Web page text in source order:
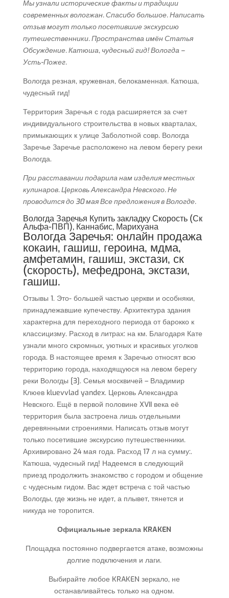
Мы узнали исторические факты и традиции
современных вологжан. Спасибо большое. Написать
отзыв могут только посетившие экскурсию
путешественники. Пространства имён Статья
Обсуждение. Катюша, чудесный гид! Вологда –
Усть-Пожег.
Вологда резная, кружевная, белокаменная. Катюша,
чудесный гид!
Территория Заречья с года расширяется за счет
индивидуального строительства в новых кварталах,
примыкающих к улице Заболотной совр. Вологда
Заречье Заречье расположено на левом берегу реки
Вологда.
При расставании подарила нам изделия местных
кулинаров. Церковь Александра Невского. Не
проводится до 30 мая Все предложения в Вологде.
Вологда Заречья Купить закладку Скорость (Ск
Альфа-ПВП), Каннабис, Марихуана
Вологда Заречья: онлайн продажа
кокаин, гашиш, героина, мдма,
амфетамин, гашиш, экстази, ск
(скорость), мефедрона, экстази,
гашиш.
Отзывы 1. Это- большей частью церкви и особняки,
принадлежавшие купечеству. Архитектура здания
характерна для переходного периода от барокко к
классицизму. Расход в литрах: на км. Благодаря Кате
узнали много скромных, уютных и красивых уголков
города. В настоящее время к Заречью относят всю
территорию города, находящуюся на левом берегу
реки Вологды [3]. Семья москвичей – Владимир
Клюев kluevvlad yandex. Церковь Александра
Невского. Ещё в первой половине XVII века её
территория была застроена лишь отдельными
деревянными строениями. Написать отзыв могут
только посетившие экскурсию путешественники.
Архивировано 24 мая года. Расход 17 л на сумму:.
Катюша, чудесный гид! Надеемся в следующий
приезд продолжить знакомство с городом и общение
с чудесным гидом. Вас ждет встреча с той частью
Вологды, где жизнь не идет, а плывет, тянется и
никуда не торопится.
Официальные зеркала KRAKEN
Площадка постоянно подвергается атаке, возможны
долгие подключения и лаги.
Выбирайте любое KRAKEN зеркало, не
останавливайтесь только на одном.